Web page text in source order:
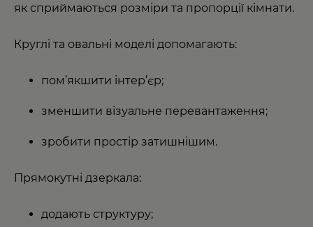
як сприймаються розміри та пропорції кімнати.
Круглі та овальні моделі допомагають:
пом’якшити інтер’єр;
зменшити візуальне перевантаження;
зробити простір затишнішим.
Прямокутні дзеркала:
додають структуру;